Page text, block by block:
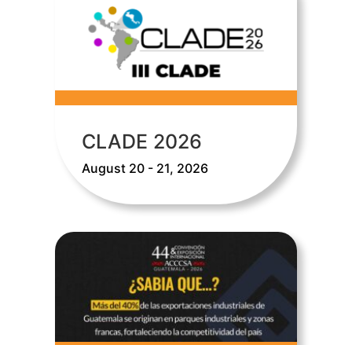
CLADE 2026
August 20 - 21, 2026